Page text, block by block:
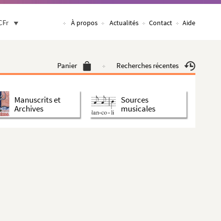
À propos Actualités Contact Aide
Panier Recherches récentes
Manuscrits et
Archives
Sources
musicales